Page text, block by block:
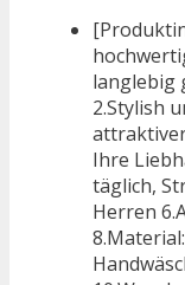
langlebig
2.Stylish
Ihre
täglich,
Herren